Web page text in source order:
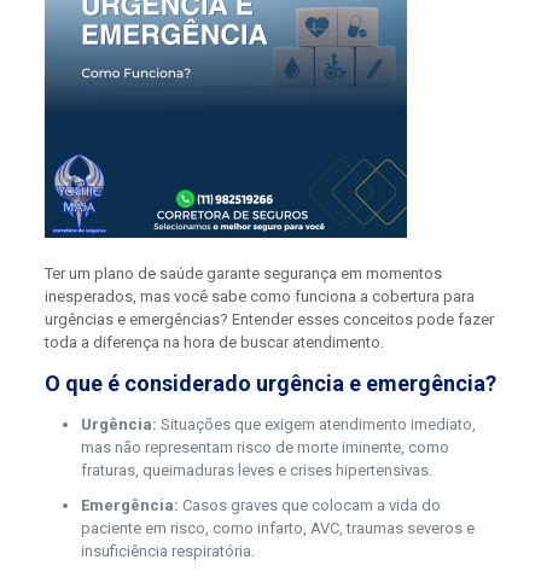
Ter um plano de saúde garante segurança em momentos
inesperados, mas você sabe como funciona a cobertura para
urgências e emergências? Entender esses conceitos pode fazer
toda a diferença na hora de buscar atendimento.
O que é considerado urgência e emergência?
Urgência: Situações que exigem atendimento imediato,
mas não representam risco de morte iminente, como
fraturas, queimaduras leves e crises hipertensivas.
Emergência: Casos graves que colocam a vida do
paciente em risco, como infarto, AVC, traumas severos e
insuficiência respiratória.